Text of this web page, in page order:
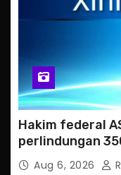
Hakim federal
perlindungan
Aug 6, 2026